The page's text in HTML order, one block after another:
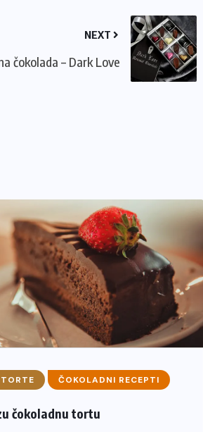
NEXT
čokolada – Dark Love
ČOKOLADNI RECEPTI
čokoladnu tortu